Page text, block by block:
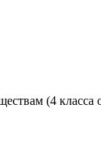
(4 класса